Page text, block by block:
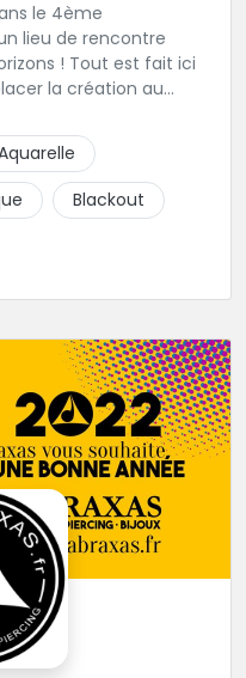
le 4ème
lieu de rencontre
! Tout est fait ici
la création au
Blackout